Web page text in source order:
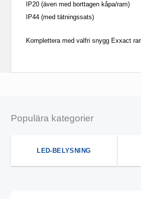
IP20 (även med borttagen kåpa/ram)
IP44 (med tätningssats)
Komplettera med valfri snygg Exxact
Populära kategorier
LED-BELYSNING